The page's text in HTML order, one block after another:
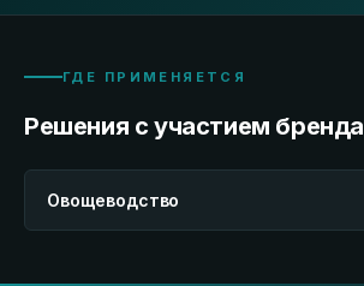
ГДЕ ПРИМЕНЯЕТСЯ
Решения с участием бренда
Овощеводство